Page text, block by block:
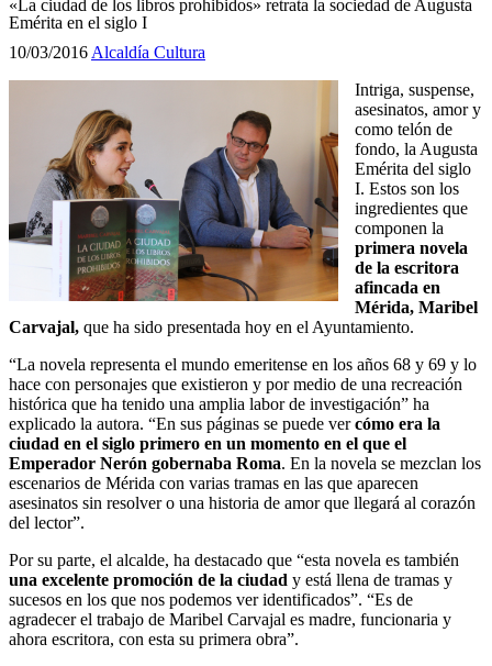
«La ciudad de los libros prohibidos» retrata la sociedad de Augusta
Emérita en el siglo I
10/03/2016Alcaldía Cultura
Intriga, suspense,
asesinatos, amor y
como telón de
fondo, la Augusta
Emérita del siglo
I. Estos son los
ingredientes que
componen la
primera novela
de la escritora
afincada en
Mérida, Maribel
Carvajal, que ha sido presentada hoy en el Ayuntamiento.
“La novela representa el mundo emeritense en los años 68 y 69 y lo
hace con personajes que existieron y por medio de una recreación
histórica que ha tenido una amplia labor de investigación” ha
explicado la autora. “En sus páginas se puede vercómo era la
ciudad en el siglo primero en un momento en el que el
Emperador Nerón gobernaba Roma. En la novela se mezclan los
escenarios de Mérida con varias tramas en las que aparecen
asesinatos sin resolver o una historia de amor que llegará al corazón
del lector”.
Por su parte, el alcalde, ha destacado que “esta novela es también
una excelente promoción de la ciudad y está llena de tramas y
sucesos en los que nos podemos ver identificados”. “Es de
agradecer el trabajo de Maribel Carvajal es madre, funcionaria y
ahora escritora, con esta su primera obra”.